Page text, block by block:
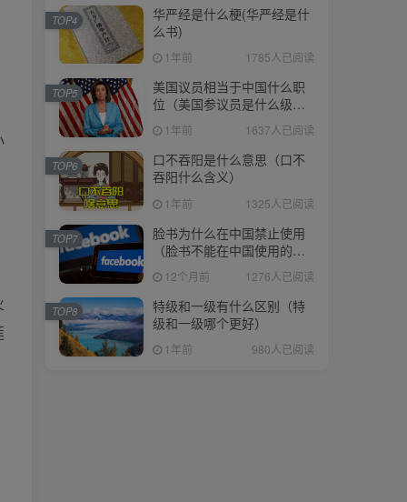
华严经是什么梗(华严经是什
么书)
1年前 1785人已阅读
TOP4
美国议员相当于中国什么职
位（美国参议员是什么级
别）1年前 1637人已阅读
TOP5
口不吞阳是什么意思（口不
吞阳什么含义）
1年前 1325人已阅读
TOP6
脸书为什么在中国禁止使用
（脸书不能在中国使用的原
12个月前 1276人已阅读
TOP7
特级和一级有什么区别（特
级和一级哪个更好）
1年前 980人已阅读
TOP8
华严经是什么梗(华严经是什
么书)
1年前 1785人已阅读
TOP4
美国议员相当于中国什么职
位（美国参议员是什么级
1年前 1637人已阅读
TOP5
口不吞阳是什么意思（口不
吞阳什么含义）
1年前 1325人已阅读
TOP6
脸书为什么在中国禁止使用
（脸书不能在中国使用的原
因）12个月前 1276人已阅读
TOP7
特级和一级有什么区别（特
级和一级哪个更好）
1年前 980人已阅读
TOP8